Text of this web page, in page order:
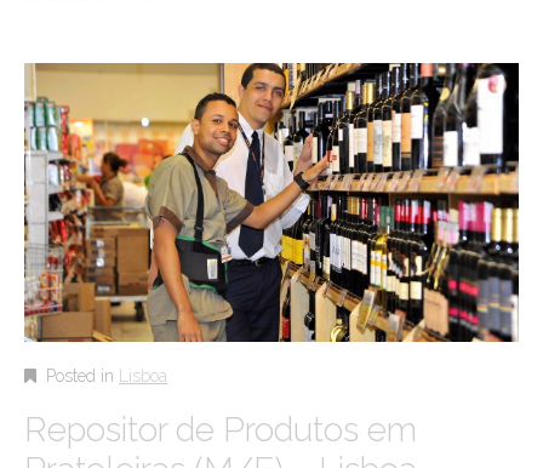
Posted in Lisboa
Repositor de Produtos em